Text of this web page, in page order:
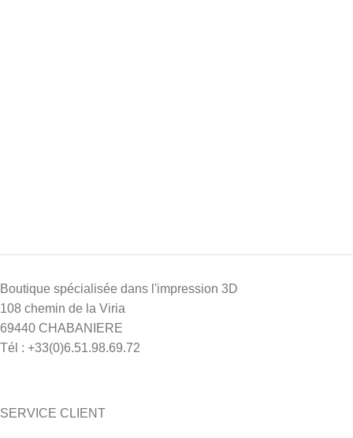
Boutique spécialisée dans l'impression 3D
108 chemin de la Viria
69440 CHABANIERE
Tél : +33(0)6.51.98.69.72
SERVICE CLIENT